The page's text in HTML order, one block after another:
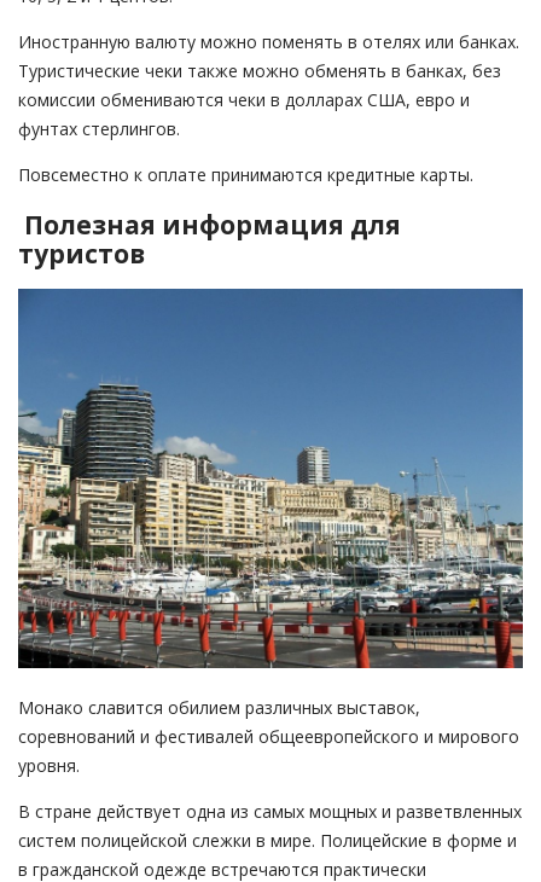
Иностранную валюту можно поменять в отелях или банках.
Туристические чеки также можно обменять в банках, без
комиссии обмениваются чеки в долларах США, евро и
фунтах стерлингов.
Повсеместно к оплате принимаются кредитные карты.
Полезная информация для
туристов
Монако славится обилием различных выставок,
соревнований и фестивалей общеевропейского и мирового
уровня.
В стране действует одна из самых мощных и разветвленных
систем полицейской слежки в мире. Полицейские в форме и
в гражданской одежде встречаются практически